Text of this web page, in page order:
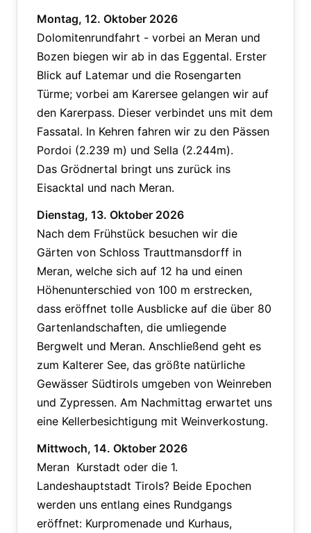
Montag, 12. Oktober 2026
Dolomitenrundfahrt - vorbei an Meran und
Bozen biegen wir ab in das Eggental. Erster
Blick auf Latemar und die Rosengarten
Türme; vorbei am Karersee gelangen wir auf
den Karerpass. Dieser verbindet uns mit dem
Fassatal. In Kehren fahren wir zu den Pässen
Pordoi (2.239 m) und Sella (2.244m).
Das Grödnertal bringt uns zurück ins
Eisacktal und nach Meran.
Dienstag, 13. Oktober 2026
Nach dem Frühstück besuchen wir die
Gärten von Schloss Trauttmansdorff in
Meran, welche sich auf 12 ha und einen
Höhenunterschied von 100 m erstrecken,
dass eröffnet tolle Ausblicke auf die über 80
Gartenlandschaften, die umliegende
Bergwelt und Meran. Anschließend geht es
zum Kalterer See, das größte natürliche
Gewässer Südtirols umgeben von Weinreben
und Zypressen. Am Nachmittag erwartet uns
eine Kellerbesichtigung mit Weinverkostung.
Mittwoch, 14. Oktober 2026
Meran Kurstadt oder die 1.
Landeshauptstadt Tirols? Beide Epochen
werden uns entlang eines Rundgangs
eröffnet: Kurpromenade und Kurhaus,